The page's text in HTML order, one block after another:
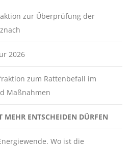
zur Überprüfung der
2026
zum Rattenbefall im
Maßnahmen
ENTSCHEIDEN DÜRFEN
Wo ist die